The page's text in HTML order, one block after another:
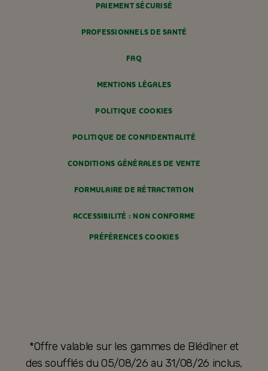
PAIEMENT SÉCURISÉ
PROFESSIONNELS DE SANTÉ
FAQ
MENTIONS LÉGALES
POLITIQUE COOKIES
POLITIQUE DE CONFIDENTIALITÉ
CONDITIONS GÉNÉRALES DE VENTE
FORMULAIRE DE RÉTRACTATION
ACCESSIBILITÉ : NON CONFORME
PRÉFÉRENCES COOKIES
*Offre valable sur les gammes de Blédîner et
des soufflés du 05/08/26 au 31/08/26 inclus,